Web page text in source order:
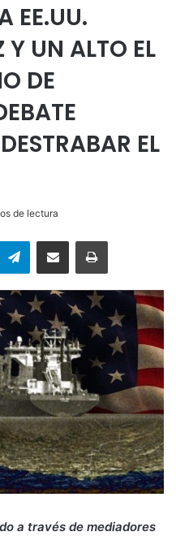
EE.UU.
Y UN ALTO EL
DE
EL
de lectura
TelegramEnviar vía email Imprimir
a través de mediadores